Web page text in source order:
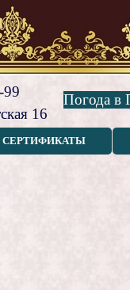
99
16
Погода в
СЕРТИФИКАТЫ